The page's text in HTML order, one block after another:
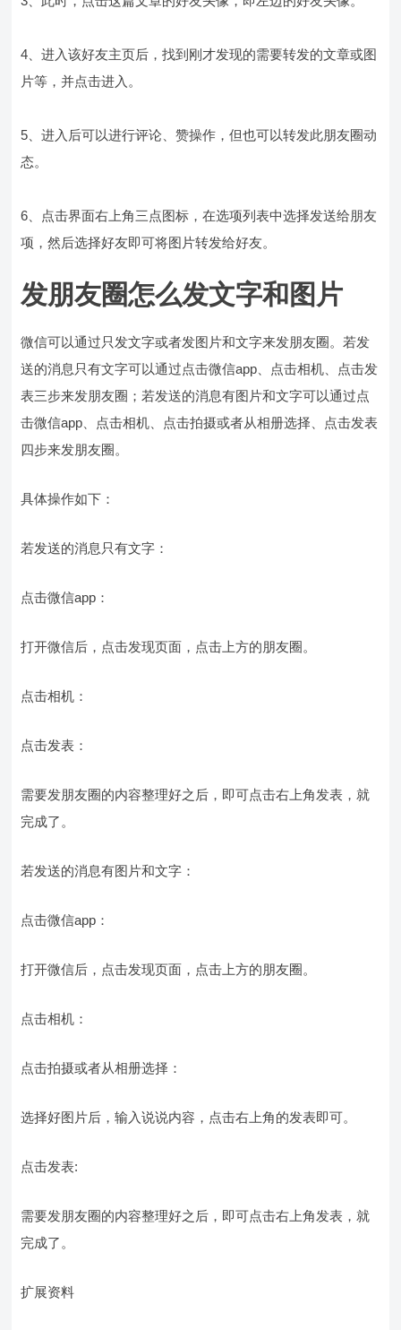
4、进入该好友主页后，找到刚才发现的需要转发的文章或图
片等，并点击进入。
5、进入后可以进行评论、赞操作，但也可以转发此朋友圈动
态。
6、点击界面右上角三点图标，在选项列表中选择发送给朋友
项，然后选择好友即可将图片转发给好友。
发朋友圈怎么发文字和图片
微信可以通过只发文字或者发图片和文字来发朋友圈。若发
送的消息只有文字可以通过点击微信app、点击相机、点击发
表三步来发朋友圈；若发送的消息有图片和文字可以通过点
击微信app、点击相机、点击拍摄或者从相册选择、点击发表
四步来发朋友圈。
具体操作如下：
若发送的消息只有文字：
点击微信app：
打开微信后，点击发现页面，点击上方的朋友圈。
点击相机：
点击发表：
需要发朋友圈的内容整理好之后，即可点击右上角发表，就
完成了。
若发送的消息有图片和文字：
点击微信app：
打开微信后，点击发现页面，点击上方的朋友圈。
点击相机：
点击拍摄或者从相册选择：
选择好图片后，输入说说内容，点击右上角的发表即可。
点击发表:
需要发朋友圈的内容整理好之后，即可点击右上角发表，就
完成了。
扩展资料